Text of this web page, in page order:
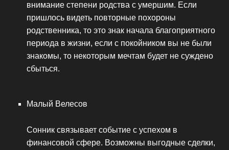
внимание степени родства с умершим. Если
пришлось видеть повторные похороны
родственника, то это знак начала благоприятного
периода в жизни, если с покойником вы не были
знакомы, то некоторым мечтам будет не суждено
сбыться.
Малый Велесов
Сонник связывает событие с успехом в
финансовой сфере. Возможны выгодные сделки,